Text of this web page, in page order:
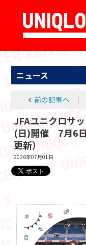
ニュース
前の記事へ │
JFAユニクロサ
(日)開催 7月6
更新）
2026年07月01日